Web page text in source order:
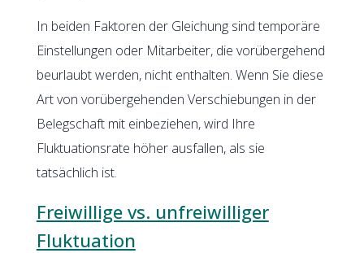
In beiden Faktoren der Gleichung sind temporäre
Einstellungen oder Mitarbeiter, die vorübergehend
beurlaubt werden, nicht enthalten. Wenn Sie diese
Art von vorübergehenden Verschiebungen in der
Belegschaft mit einbeziehen, wird Ihre
Fluktuationsrate höher ausfallen, als sie
tatsächlich ist.
Freiwillige vs. unfreiwilliger
Fluktuation